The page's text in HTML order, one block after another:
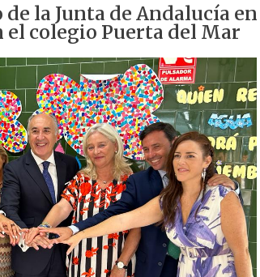
la Junta de Andalucía
el colegio Puerta del Mar